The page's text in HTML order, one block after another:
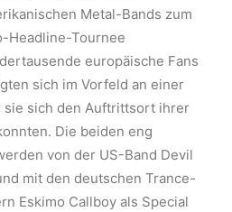
Metal-Bands zum
Headline-Tournee
europäische Fans
sich im Vorfeld an einer
sie sich den Auftrittsort ihrer
Die beiden eng
von der US-Band Devil
mit den deutschen Trance-
Eskimo Callboy als Special